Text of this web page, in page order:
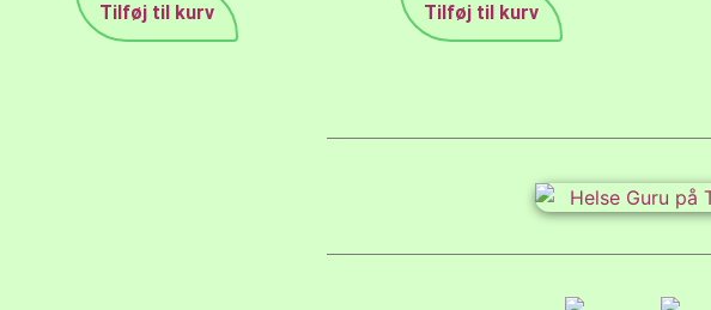
Tilføj til kurv Tilføj til kurv